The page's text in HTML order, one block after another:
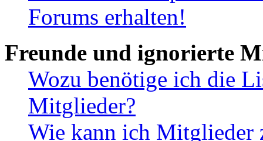
Forums erhalten!
Freunde und ignorierte
Wozu benötige ich die
Mitglieder?
Wie kann ich Mitglieder